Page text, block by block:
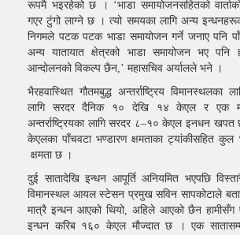
रूपमै भइरहेको छ । ‘भाडा समायोजनसहितको वार्ताको
गएर टुंगो लाग्ने छ । त्यो समयका लागि अन्य
निगमले पटक पटक भाडा समायोजन गर्ने जनाए पनि
अन्य यातायात क्षेत्रको भाडा समायोजन भए पनि
आन्दोलनको विकल्प छैन,’ महासचिव अर्यालले भने ।
भैरहवास्थित गौतमबुद्ध अन्तर्राष्ट्रिय विमानस्थलका
लागि सरदर दैनिक १० देखि १४ केएल र एक
अन्तर्राष्ट्रियका लागि सरदर ८–१० केएल इनधन
केएलका पाँचवटा भण्डारण क्षमताका ट्यांकीसहित
क्षमता छ ।
दुई सातादेखि इन्धन आपूर्ति अनियमित भएपछि
विमानस्थल आयल स्टेसन प्रमुख सविन सापकोटाले
मात्रै इन्धन आएको थियो, अहिले आएको छैन हामीसँग
इन्धन करिब १६० केएल मौज्दात छ । एक